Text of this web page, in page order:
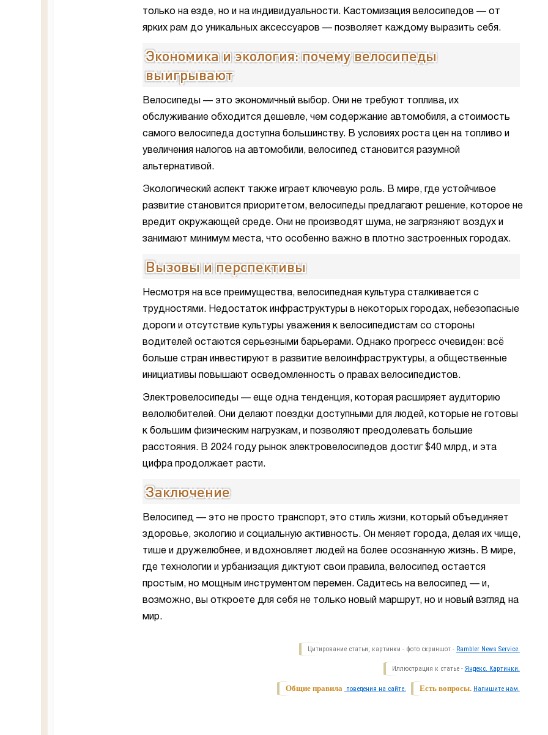
только на езде, но и на индивидуальности. Кастомизация велосипедов — от
ярких рам до уникальных аксессуаров — позволяет каждому выразить себя.
Экономика и экология: почему велосипеды
выигрывают
Велосипеды — это экономичный выбор. Они не требуют топлива, их
обслуживание обходится дешевле, чем содержание автомобиля, а стоимость
самого велосипеда доступна большинству. В условиях роста цен на топливо и
увеличения налогов на автомобили, велосипед становится разумной
альтернативой.
Экологический аспект также играет ключевую роль. В мире, где устойчивое
развитие становится приоритетом, велосипеды предлагают решение, которое не
вредит окружающей среде. Они не производят шума, не загрязняют воздух и
занимают минимум места, что особенно важно в плотно застроенных городах.
Вызовы и перспективы
Несмотря на все преимущества, велосипедная культура сталкивается с
трудностями. Недостаток инфраструктуры в некоторых городах, небезопасные
дороги и отсутствие культуры уважения к велосипедистам со стороны
водителей остаются серьезными барьерами. Однако прогресс очевиден: всё
больше стран инвестируют в развитие велоинфраструктуры, а общественные
инициативы повышают осведомленность о правах велосипедистов.
Электровелосипеды — еще одна тенденция, которая расширяет аудиторию
велолюбителей. Они делают поездки доступными для людей, которые не готовы
к большим физическим нагрузкам, и позволяют преодолевать большие
расстояния. В 2024 году рынок электровелосипедов достиг $40 млрд, и эта
цифра продолжает расти.
Заключение
Велосипед — это не просто транспорт, это стиль жизни, который объединяет
здоровье, экологию и социальную активность. Он меняет города, делая их чище,
тише и дружелюбнее, и вдохновляет людей на более осознанную жизнь. В мире,
где технологии и урбанизация диктуют свои правила, велосипед остается
простым, но мощным инструментом перемен. Садитесь на велосипед — и,
возможно, вы откроете для себя не только новый маршрут, но и новый взгляд на
мир.
Цитирование статьи, картинки - фото скриншот - Rambler News Service.
Иллюстрация к статье - Яндекс. Картинки.
Есть вопросы. Напишите нам.
Общие правила поведения на сайте.